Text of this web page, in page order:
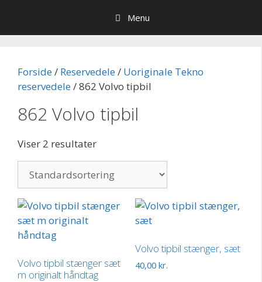
indhold
Menu
Forside/ Reservedele/ Uoriginale Tekno
reservedele/ 862 Volvo tipbil
862 Volvo tipbil
Viser 2 resultater
Volvo tipbil stænger sæt
m originalt håndtag
Volvo tipbil stænger, sæt
40,00 kr.